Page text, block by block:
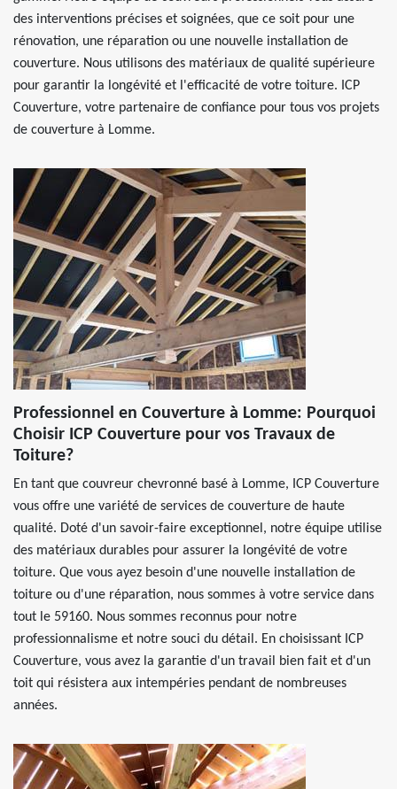
des interventions précises et soignées, que ce soit pour une
rénovation, une réparation ou une nouvelle installation de
couverture. Nous utilisons des matériaux de qualité supérieure
pour garantir la longévité et l'efficacité de votre toiture. ICP
Couverture, votre partenaire de confiance pour tous vos projets
de couverture à Lomme.
Professionnel en Couverture à Lomme: Pourquoi
Choisir ICP Couverture pour vos Travaux de
Toiture?
En tant que couvreur chevronné basé à Lomme, ICP Couverture
vous offre une variété de services de couverture de haute
qualité. Doté d'un savoir-faire exceptionnel, notre équipe utilise
des matériaux durables pour assurer la longévité de votre
toiture. Que vous ayez besoin d'une nouvelle installation de
toiture ou d'une réparation, nous sommes à votre service dans
tout le 59160. Nous sommes reconnus pour notre
professionnalisme et notre souci du détail. En choisissant ICP
Couverture, vous avez la garantie d'un travail bien fait et d'un
toit qui résistera aux intempéries pendant de nombreuses
années.